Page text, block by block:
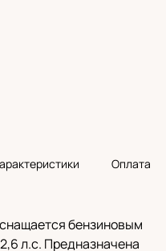
Оплата
бензиновым
л.с. Предназначена